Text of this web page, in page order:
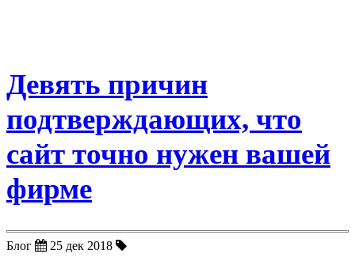
Девять причин
подтверждающих, что
сайт точно нужен вашей
фирме
Блог 25 дек 2018